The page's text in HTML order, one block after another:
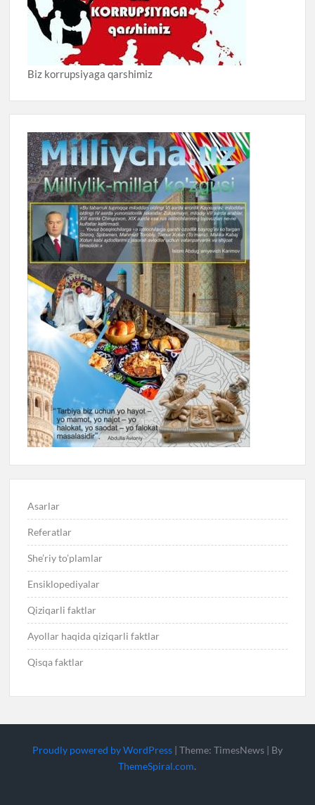
Biz korrupsiyaga qarshimiz
Asarlar
Referatlar
She’riy to’plamlar
Ensiklopediyalar
Qiziqarli faktlar
Ayollar haqida qiziqarli faktlar
Qisqa faktlar
Proudly powered by WordPress | Theme: TimesNews | By
ThemeSpiral.com.